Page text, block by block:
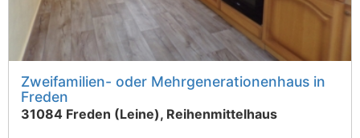
Zweifamilien- oder Mehrgenerationenhaus in
Freden
31084 Freden (Leine), Reihenmittelhaus